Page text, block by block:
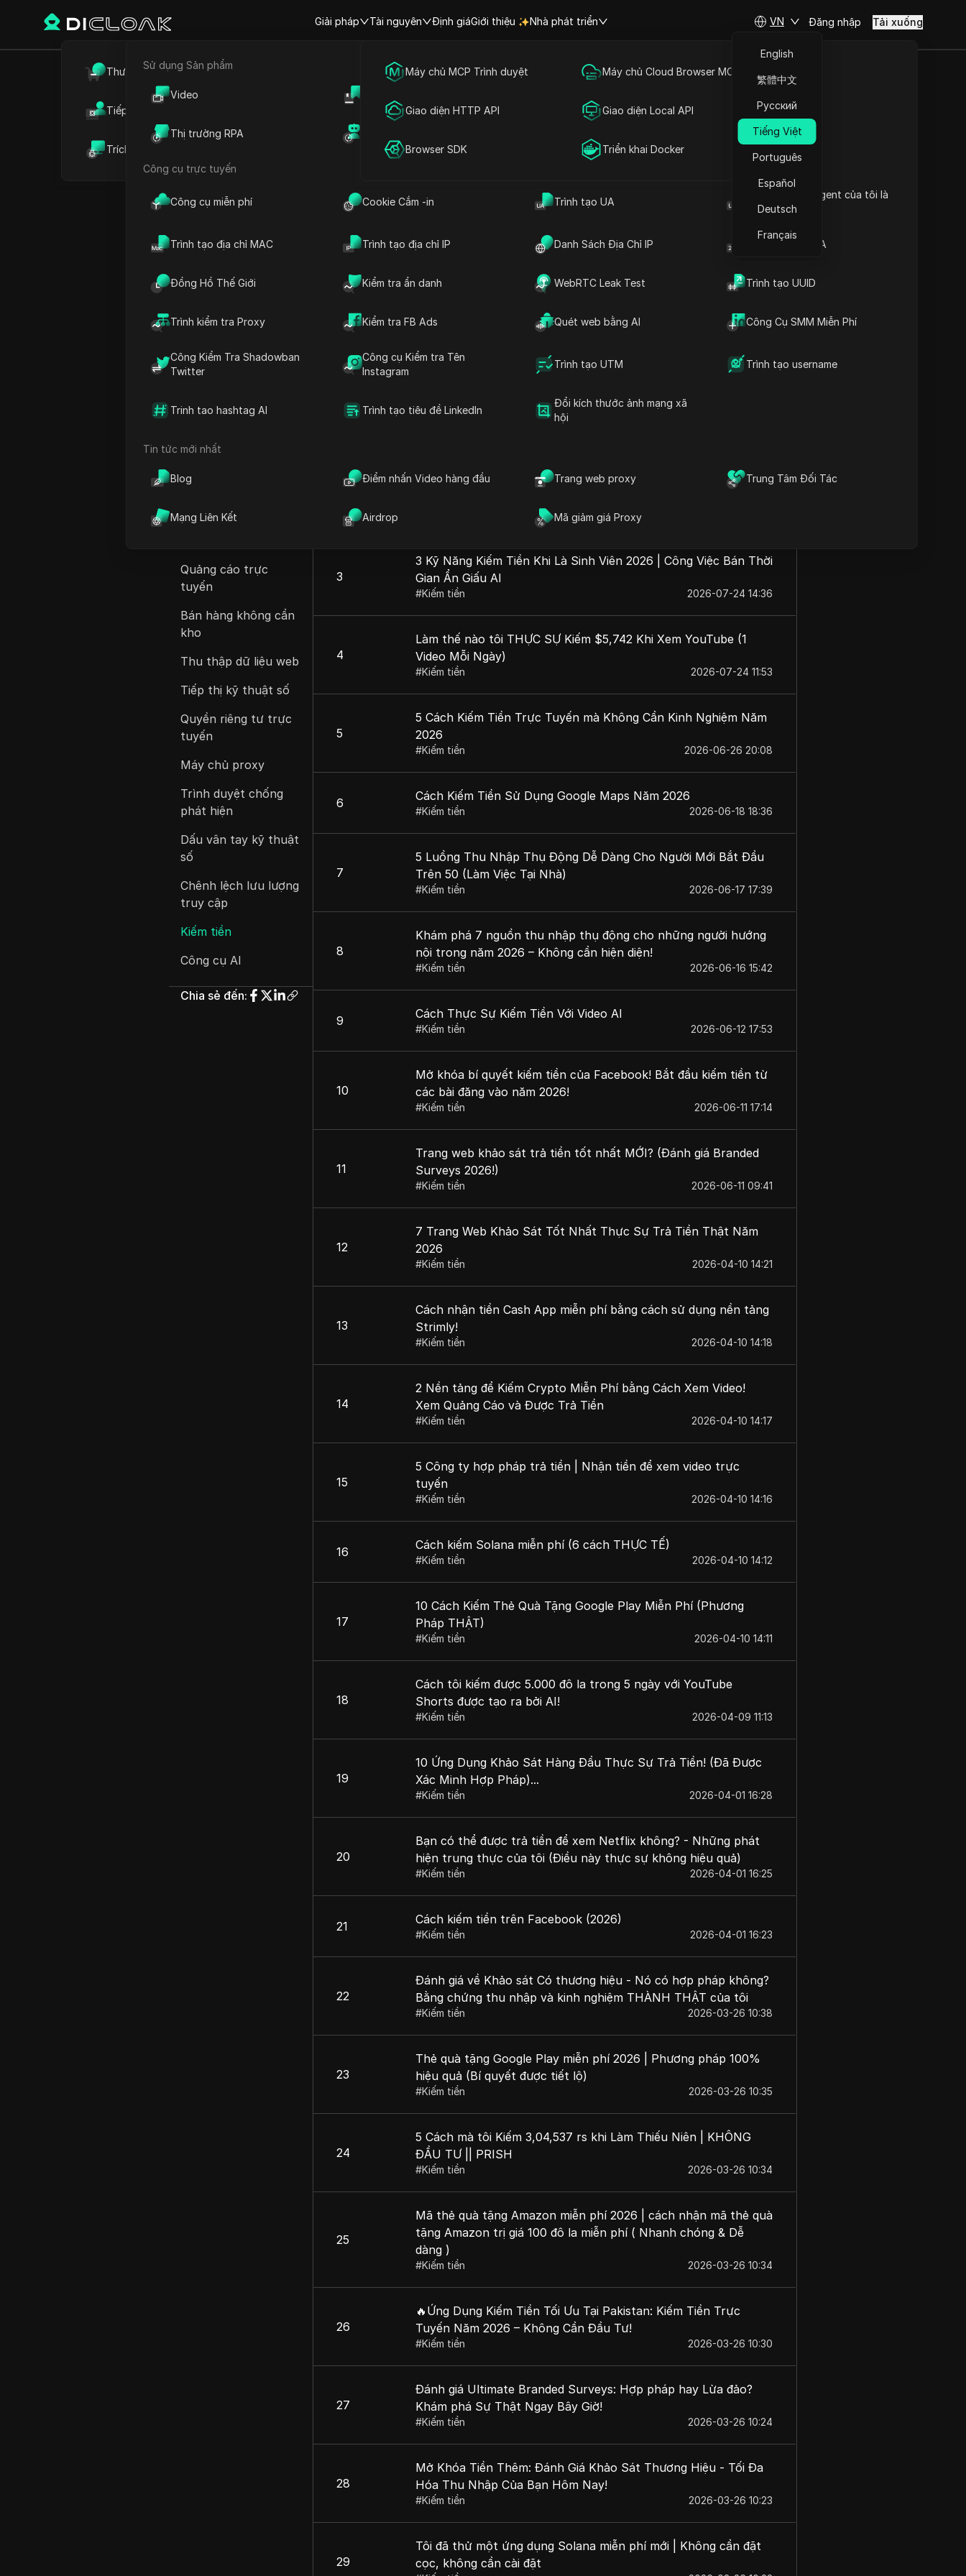
Giải pháp
Thương mại điện tử Tiếp thị truyền thông xã hội xuyên quốc gia
Tiếp thị liên kết Quảng cáo trực tuyến
Trích xuất dữ liệu web Chia sẻ tài khoản
Tài nguyên
Sử dụng Sản phẩm
Video
Thị trường RPA
Công cụ trực tuyến
Công cụ miễn phí Cookie Cắm -in Trình tạo UA
Browser User Agent của tôi là
Trình tạo địa chỉ MAC Trình tạo địa chỉ IP Danh Sách Địa Chỉ IP Trình tạo mã 2FA
Đồng Hồ Thế Giới Kiểm tra ẩn danh WebRTC Leak Test Trình tạo UUID
Trình kiểm tra Proxy Kiểm tra FB Ads Quét web bằng AI Công Cụ SMM Miễn Phí
Công Kiểm Tra Shadowban
Twitter
Công cụ Kiểm tra Tên
Instagram
Trình tạo UTM Trình tạo username
Trinh tao hashtag AI Trình tạo tiêu đề LinkedIn
Đổi kích thước ảnh mạng xã
hội
Tin tức mới nhất
Blog Điểm nhấn Video hàng đầu Trang web proxy Trung Tâm Đối Tác
Mạng Liên Kết Airdrop Mã giảm giá Proxy
Định giáGiới thiệu Nhà phát triển
Máy chủ MCP Trình duyệt Máy chủ Cloud Browser MCP
Giao diện HTTP API Giao diện Local API
Browser SDK Triển khai Docker
VN
English
繁體中文
Русский
Tiếng Việt
Português
Español
Deutsch
Français
Đăng nhập Tải xuống
Danh sách video thông tin hot nhất về
chủ đề "Kiếm tiền" trong năm nay -
Thu thập video thông tin hot nhất về "Kiếm tiền" trong năm nay theo thời gian thực, giúp bạn đọc nhanh
Video hàng đầu theo tháng Video hàng đầu theo danh mục
Lọc video
Tất cả danh mục
Tiếp Thị Qua Mạng
Thương Mại Điện Tử
Tiếp Thị Liên Kết
Tiền Điện Tử
Quảng cáo trực
tuyến
Bán hàng không cần
kho
Thu thập dữ liệu web
Tiếp thị kỹ thuật số
Quyền riêng tư trực
tuyến
Máy chủ proxy
Trình duyệt chống
phát hiện
Dấu vân tay kỹ thuật
số
Chênh lệch lưu lượng
truy cập
Kiếm tiền
Công cụ AI
Chia sẻ đến:
Số thứ tự Tiêu đề
Chưng cất mô hình: Làm thế nào để đánh cắp một AI trị giá một
Cách Thực Sự Kiếm Tiền Trên Mạng Năm 2026 (không có
3
3 Kỹ Năng Kiếm Tiền Khi Là Sinh Viên 2026 | Công Việc Bán Thời
Gian Ẩn Giấu AI
#Kiếm tiền 2026-07-24 14:36
4
Làm thế nào tôi THỰC SỰ Kiếm $5,742 Khi Xem YouTube (1
Video Mỗi Ngày)
#Kiếm tiền 2026-07-24 11:53
5
5 Cách Kiếm Tiền Trực Tuyến mà Không Cần Kinh Nghiệm Năm
2026
#Kiếm tiền 2026-06-26 20:08
6 Cách Kiếm Tiền Sử Dụng Google Maps Năm 2026
#Kiếm tiền 2026-06-18 18:36
7
5 Luồng Thu Nhập Thụ Động Dễ Dàng Cho Người Mới Bắt Đầu
Trên 50 (Làm Việc Tại Nhà)
#Kiếm tiền 2026-06-17 17:39
8
Khám phá 7 nguồn thu nhập thụ động cho những người hướng
nội trong năm 2026 – Không cần hiện diện!
#Kiếm tiền 2026-06-16 15:42
9 Cách Thực Sự Kiếm Tiền Với Video AI
#Kiếm tiền 2026-06-12 17:53
10
Mở khóa bí quyết kiếm tiền của Facebook! Bắt đầu kiếm tiền từ
các bài đăng vào năm 2026!
#Kiếm tiền 2026-06-11 17:14
11
Trang web khảo sát trả tiền tốt nhất MỚI? (Đánh giá Branded
Surveys 2026!)
#Kiếm tiền 2026-06-11 09:41
12
7 Trang Web Khảo Sát Tốt Nhất Thực Sự Trả Tiền Thật Năm
2026
#Kiếm tiền 2026-04-10 14:21
13
Cách nhận tiền Cash App miễn phí bằng cách sử dụng nền tảng
Strimly!
#Kiếm tiền 2026-04-10 14:18
14
2 Nền tảng để Kiếm Crypto Miễn Phí bằng Cách Xem Video!
Xem Quảng Cáo và Được Trả Tiền
#Kiếm tiền 2026-04-10 14:17
15
5 Công ty hợp pháp trả tiền | Nhận tiền để xem video trực
tuyến
#Kiếm tiền 2026-04-10 14:16
16 Cách kiếm Solana miễn phí (6 cách THỰC TẾ)
#Kiếm tiền 2026-04-10 14:12
17
10 Cách Kiếm Thẻ Quà Tặng Google Play Miễn Phí (Phương
Pháp THẬT)
#Kiếm tiền 2026-04-10 14:11
18
Cách tôi kiếm được 5.000 đô la trong 5 ngày với YouTube
Shorts được tạo ra bởi AI!
#Kiếm tiền 2026-04-09 11:13
19
10 Ứng Dụng Khảo Sát Hàng Đầu Thực Sự Trả Tiền! (Đã Được
Xác Minh Hợp Pháp)...
#Kiếm tiền 2026-04-01 16:28
20
Bạn có thể được trả tiền để xem Netflix không? - Những phát
hiện trung thực của tôi (Điều này thực sự không hiệu quả)
#Kiếm tiền 2026-04-01 16:25
21 Cách kiếm tiền trên Facebook (2026)
#Kiếm tiền 2026-04-01 16:23
22
Đánh giá về Khảo sát Có thương hiệu - Nó có hợp pháp không?
Bằng chứng thu nhập và kinh nghiệm THÀNH THẬT của tôi
#Kiếm tiền 2026-03-26 10:38
23
Thẻ quà tặng Google Play miễn phí 2026 | Phương pháp 100%
hiệu quả (Bí quyết được tiết lộ)
#Kiếm tiền 2026-03-26 10:35
24
5 Cách mà tôi Kiếm 3,04,537 rs khi Làm Thiếu Niên | KHÔNG
ĐẦU TƯ || PRISH
#Kiếm tiền 2026-03-26 10:34
25
Mã thẻ quà tặng Amazon miễn phí 2026 | cách nhận mã thẻ quà
tặng Amazon trị giá 100 đô la miễn phí ( Nhanh chóng & Dễ
dàng )
#Kiếm tiền 2026-03-26 10:34
26
🔥Ứng Dụng Kiếm Tiền Tối Ưu Tại Pakistan: Kiếm Tiền Trực
Tuyến Năm 2026 – Không Cần Đầu Tư!
#Kiếm tiền 2026-03-26 10:30
27
Đánh giá Ultimate Branded Surveys: Hợp pháp hay Lừa đảo?
Khám phá Sự Thật Ngay Bây Giờ!
#Kiếm tiền 2026-03-26 10:24
28
Mở Khóa Tiền Thêm: Đánh Giá Khảo Sát Thương Hiệu - Tối Đa
Hóa Thu Nhập Của Bạn Hôm Nay!
#Kiếm tiền 2026-03-26 10:23
29
Tôi đã thử một ứng dụng Solana miễn phí mới | Không cần đặt
cọc, không cần cài đặt